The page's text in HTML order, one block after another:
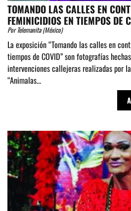
TOMANDO LAS CALLES EN
FEMINICIDIOS EN TIEMPOS DE
Por Telemanita (México)
La exposición “Tomando las calles en
tiempos de COVID” son fotografías
intervenciones callejeras realizadas por
“Animalas...